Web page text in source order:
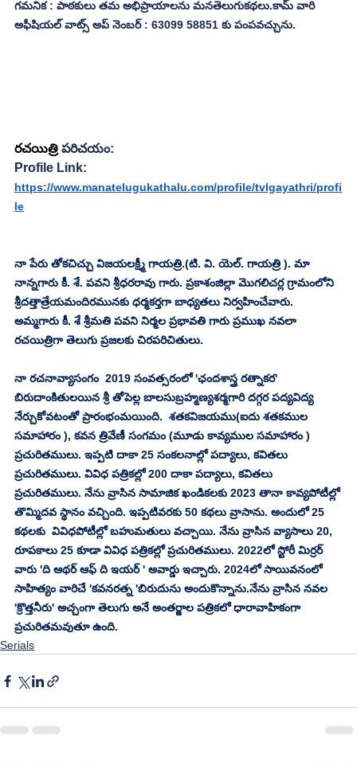
గమనిక : పాఠకులు తమ అభిప్రాయాలను మనతెలుగుకథలు.కామ్ వారి
అఫీషియల్ వాట్స్ అప్ నెంబర్ : 63099 58851 కు పంపవచ్చును.
రచయిత్రి పరిచయం:
Profile Link:
https://www.manatelugukathalu.com/profile/tvlgayathri/profi
le
నా పేరు తోకచిచ్చు విజయలక్ష్మీ గాయత్రి.(టి. వి. యెల్. గాయత్రి ). మా
నాన్నగారు కీ. శే. పవని శ్రీధరరావు గారు. ప్రకాశంజిల్లా మొగలిచర్ల గ్రామంలోని
శ్రీదత్తాత్రేయమందిరమునకు ధర్మకర్తగా బాధ్యతలు నిర్వహించేవారు.
అమ్మగారు కీ. శే శ్రీమతి పవని నిర్మల ప్రభావతి గారు ప్రముఖ నవలా
రచయిత్రిగా తెలుగు ప్రజలకు చిరపరిచితులు.
నా రచనావ్యాసంగం  2019 సంవత్సరంలో 'ఛందశాస్త్ర రత్నాకర'
బిరుదాంకితులయిన శ్రీ తోపెల్ల బాలసుబ్రహ్మణ్యశర్మగారి దగ్గర పద్యవిద్య
నేర్చుకోవటంతో ప్రారంభంమయింది.  శతకవిజయము(ఐదు శతకముల
సమాహారం ), కవన త్రివేణీ సంగమం (మూడు కావ్యముల సమాహారం )
ప్రచురితములు. ఇప్పటి దాకా 25 సంకలనాల్లో పద్యాలు, కవితలు
ప్రచురితములు. వివిధ పత్రికల్లో 200 దాకా పద్యాలు, కవితలు
ప్రచురితములు. నేను వ్రాసిన సామాజిక ఖండికలకు 2023 తానా కావ్యపోటీల్లో
తొమ్మిదవ స్థానం వచ్చింది. ఇప్పటివరకు 50 కథలు వ్రాసాను. అందులో 25
కథలకు  వివిధపోటీల్లో బహుమతులు వచ్చాయి. నేను వ్రాసిన వ్యాసాలు 20,
రూపకాలు 25 కూడా వివిధ పత్రికల్లో ప్రచురితములు. 2022లో స్టోరీ మిర్రర్
వారు 'ది ఆథర్ ఆఫ్ ది ఇయర్ ' అవార్డు ఇచ్చారు. 2024లో సాయివనంలో
సాహిత్యం వారిచే 'కవనరత్న 'బిరుదును అందుకొన్నాను.నేను వ్రాసిన నవల
'క్రొత్తనీరు' అచ్చంగా తెలుగు అనే అంతర్జాల పత్రికలో ధారావాహికంగా
ప్రచురితమవుతూ ఉంది.
Serials